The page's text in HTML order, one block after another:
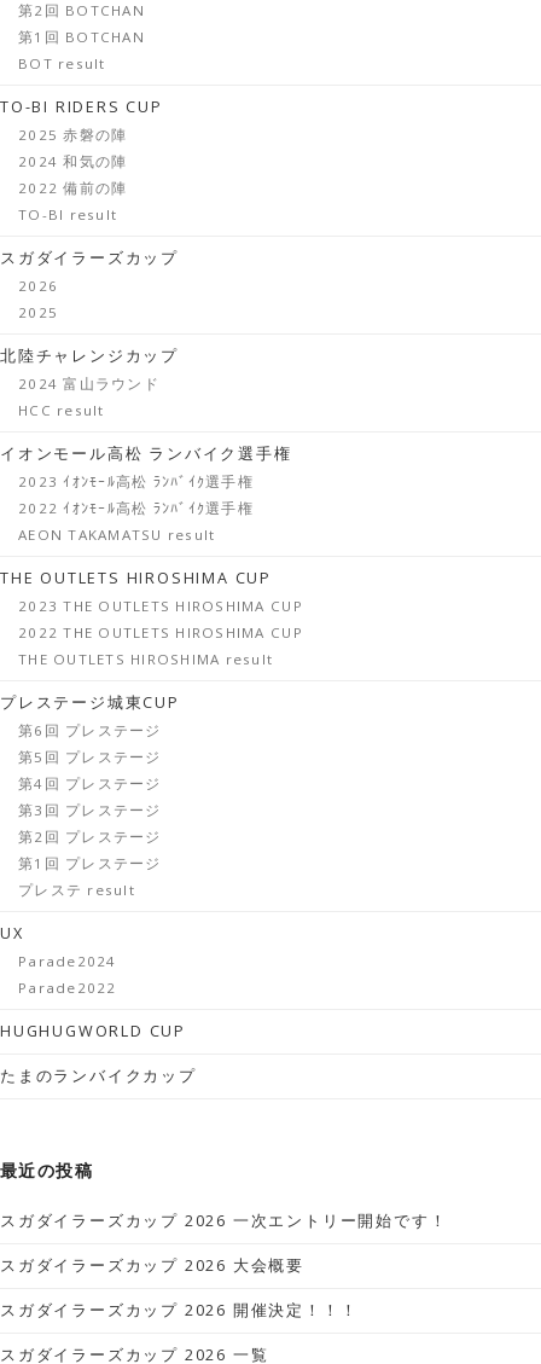
第2回 BOTCHAN
第1回 BOTCHAN
BOT result
TO-BI RIDERS CUP
2025 赤磐の陣
2024 和気の陣
2022 備前の陣
TO-BI result
スガダイラーズカップ
2026
2025
北陸チャレンジカップ
2024 富山ラウンド
HCC result
イオンモール高松 ランバイク選手権
2023 ｲｵﾝﾓｰﾙ高松 ﾗﾝﾊﾞｲｸ選手権
2022 ｲｵﾝﾓｰﾙ高松 ﾗﾝﾊﾞｲｸ選手権
AEON TAKAMATSU result
THE OUTLETS HIROSHIMA CUP
2023 THE OUTLETS HIROSHIMA CUP
2022 THE OUTLETS HIROSHIMA CUP
THE OUTLETS HIROSHIMA result
プレステージ城東CUP
第6回 プレステージ
第5回 プレステージ
第4回 プレステージ
第3回 プレステージ
第2回 プレステージ
第1回 プレステージ
プレステ result
UX
Parade2024
Parade2022
HUGHUGWORLD CUP
たまのランバイクカップ
最近の投稿
スガダイラーズカップ 2026 一次エントリー開始です！
スガダイラーズカップ 2026 大会概要
スガダイラーズカップ 2026 開催決定！！！
スガダイラーズカップ 2026 一覧